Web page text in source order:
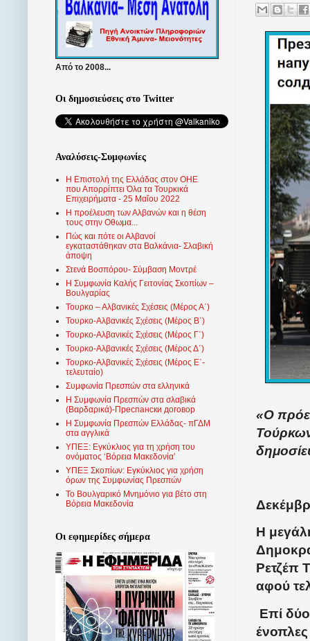
«Ο
Η
Ρετζέπ
αφού
Επί
ένοπλες
Από το 2008...
Οι δημοσιεύσεις στο Twitter
Αναλύσεις-Συμφωνίες
Η Επιστολή της Ελλάδας στον ΟΗΕ
που Απορρίπτει Όλα τα Τουρκικά
Επιχειρήματα - 25 Μαΐου 2022
Η προέλευση των Αλβανών και η θέση
τους στην Οθωμα...
Πώς και πότε οι Αλβανοί
εγκαταστάθηκαν στα Βαλκάνια- Σλαβική
άποψη
Στενά Βοσπόρου- Σύμβαση Μοντρέ
Η Συμφωνία Καλής Γειτονίας Σκοπίων –
Βουλγαρίας
Τουρκο – Αλβανικές Σχέσεις (Mέρος Α΄)
Τουρκο-Αλβανικές Σχέσεις (Μέρος Β΄)
Τουρκο-Αλβανικές Σχέσεις (Μέρος Γ΄)
Τουρκο-Αλβανικές Σχέσεις (Μέρος Δ΄)
Τουρκο-Αλβανικές Σχέσεις (Μέρος Ε΄-
τελευταίο)
Συμφωνία Πρεσπών στα ελληνικά
Η Συμφωνία Πρεσπών στα σλαβικά
(Βαρδαρικά)-Преспански договор
Η Συμφωνία Πρεσπών Ελλάδας- πΓΔΜ
στα αγγλικά
ΥΠΕΞ: Εγκύκλιος για τη χρήση του
ονόματος ‘Βόρεια Μακεδονία’
ΥΠΕΞ Σκοπίων: Εγκύκλιος για χρήση
όρων της Συμφωνίας Πρεσπών
Το Βουλγαρικό Μνημόνιο για βέτο στη
Βόρεια Μακεδονία
Οι εφημερίδες σήμερα